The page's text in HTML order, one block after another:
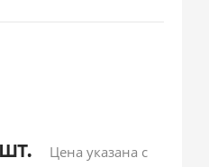
шт.
Цена указана с